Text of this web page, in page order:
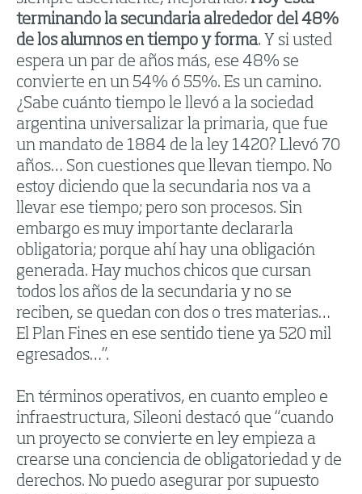
terminando la secundaria alrededor del 48%
de los alumnos en tiempo y forma. Y si usted
espera un par de años más, ese 48% se
convierte en un 54% ó 55%. Es un camino.
¿Sabe cuánto tiempo le llevó a la sociedad
argentina universalizar la primaria, que fue
un mandato de 1884 de la ley 1420? Llevó 70
años… Son cuestiones que llevan tiempo. No
estoy diciendo que la secundaria nos va a
llevar ese tiempo; pero son procesos. Sin
embargo es muy importante declararla
obligatoria; porque ahí hay una obligación
generada. Hay muchos chicos que cursan
todos los años de la secundaria y no se
reciben, se quedan con dos o tres materias…
El Plan Fines en ese sentido tiene ya 520 mil
egresados…”.
En términos operativos, en cuanto empleo e
infraestructura, Sileoni destacó que “cuando
un proyecto se convierte en ley empieza a
crearse una conciencia de obligatoriedad y de
derechos. No puedo asegurar por supuesto